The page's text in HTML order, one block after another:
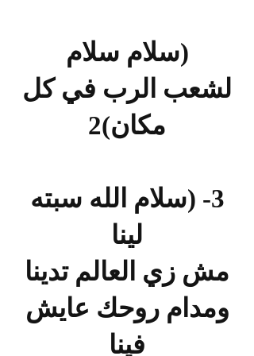
(سلام سلام
لشعب الرب في كل
مكان)2
3- (سلام الله سبته
لينا
مش زي العالم تدينا
ومدام روحك عايش
فينا